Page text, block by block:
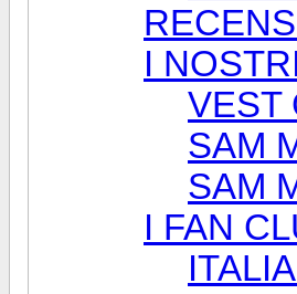
I
VEST
SAM
SAM
I FAN